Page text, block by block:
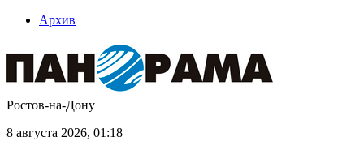
Архив
Ростов-на-Дону
8 августа 2026, 01:18